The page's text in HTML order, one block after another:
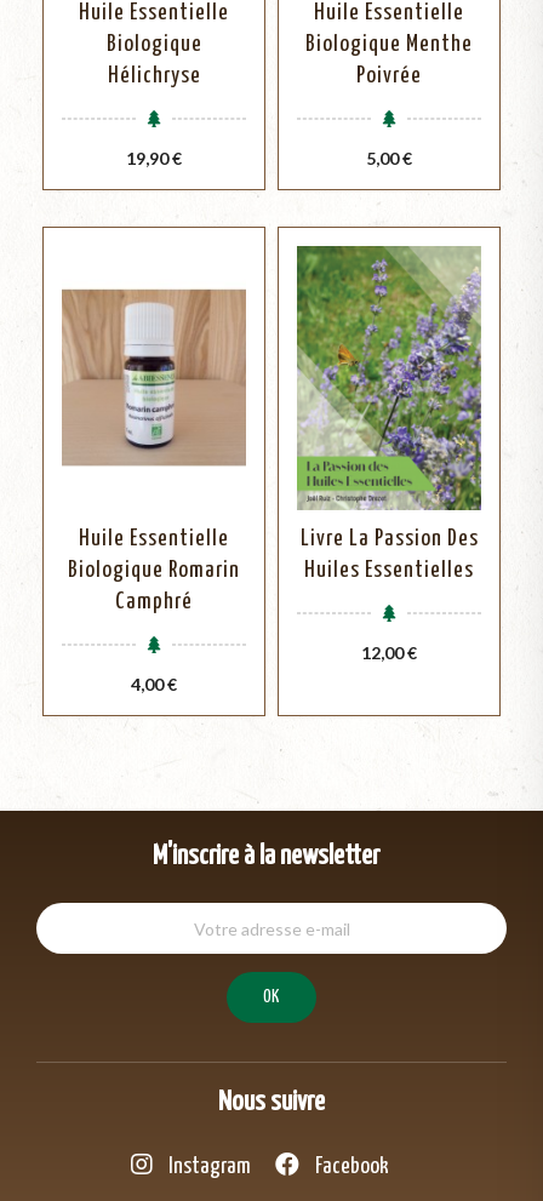
Huile Essentielle
Biologique
Hélichryse
Prix
19,90 €
Huile Essentielle
Biologique Menthe
Poivrée
Prix
5,00 €
Huile Essentielle
Biologique Romarin
Camphré
Prix
4,00 €
Livre La Passion Des
Huiles Essentielles
Prix
12,00 €
M'inscrire à la newsletter
Nous suivre
Instagram Facebook